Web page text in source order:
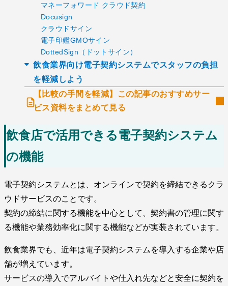
マネーフォワード クラウド契約
Docusign
クラウドサイン
電子印鑑GMOサイン
DottedSign（ドットサイン）
飲食業界向け電子契約システムでスタッフの負担
を軽減しよう
【比較の手間を軽減】この記事のおすすめサー
ビス資料をまとめて見る
飲食店で活用できる電子契約システム
の機能
電子契約システムとは、オンラインで契約を締結できるクラ
ウドサービスのことです。
契約の締結に関する機能を中心として、契約書の管理に関す
る機能や業務効率化に関する機能などが実装されています。
飲食業界でも、近年は電子契約システムを導入する企業や店
舗が増えています。
サービスの導入でアルバイトや仕入れ先などと安全に契約を